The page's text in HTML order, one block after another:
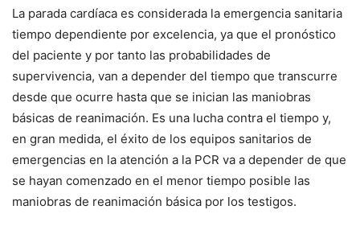
La parada cardíaca es considerada la emergencia sanitaria
tiempo dependiente por excelencia, ya que el pronóstico
del paciente y por tanto las probabilidades de
supervivencia, van a depender del tiempo que transcurre
desde que ocurre hasta que se inician las maniobras
básicas de reanimación. Es una lucha contra el tiempo y,
en gran medida, el éxito de los equipos sanitarios de
emergencias en la atención a la PCR va a depender de que
se hayan comenzado en el menor tiempo posible las
maniobras de reanimación básica por los testigos.